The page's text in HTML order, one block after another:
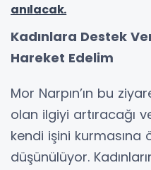
anılacak.
Kadınlara Destek
Hareket Edelim
Mor Narpın’ın bu
olan ilgiyi artıracağı
kendi işini kurmasına
düşünülüyor.